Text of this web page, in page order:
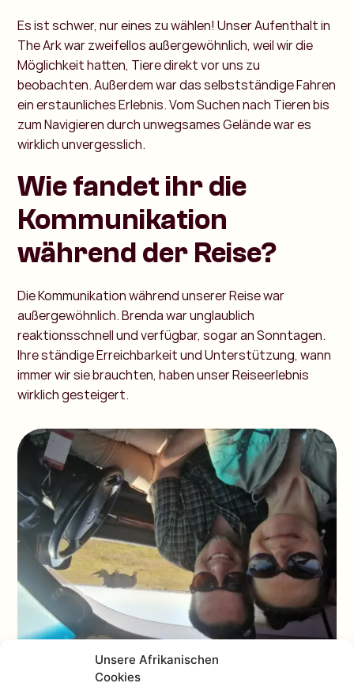
Unsere Afrikanischen
Cookies
Es ist schwer, nur eines zu wählen! Unser Aufenthalt in
The Ark war zweifellos außergewöhnlich, weil wir die
Möglichkeit hatten, Tiere direkt vor uns zu
beobachten. Außerdem war das selbstständige Fahren
ein erstaunliches Erlebnis. Vom Suchen nach Tieren bis
zum Navigieren durch unwegsames Gelände war es
wirklich unvergesslich.
Wie fandet ihr die
Kommunikation
während der Reise?
Die Kommunikation während unserer Reise war
außergewöhnlich. Brenda war unglaublich
reaktionsschnell und verfügbar, sogar an Sonntagen.
Ihre ständige Erreichbarkeit und Unterstützung, wann
immer wir sie brauchten, haben unser Reiseerlebnis
wirklich gesteigert.